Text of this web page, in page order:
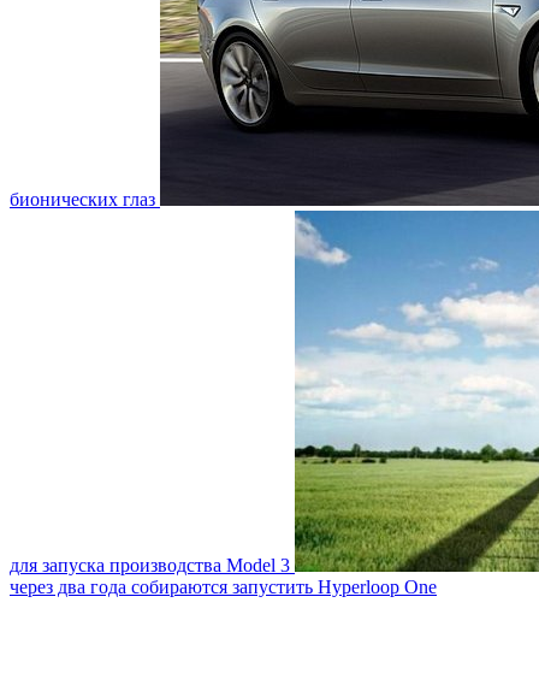
бионических глаз
для запуска производства Model 3
через два года собираются запустить Hyperloop One